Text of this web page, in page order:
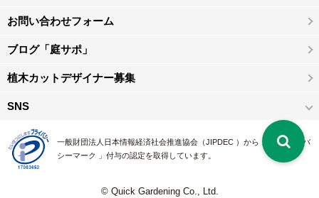
お問い合わせフォーム
ブログ「庭サポ」
植木カットデザイナー募集
SNS
一般財団法人日本情報経済社会推進協会（JIPDEC ）から 、「 プライバ
シーマーク 」付与の認定を取得しています。
© Quick Gardening Co., Ltd.